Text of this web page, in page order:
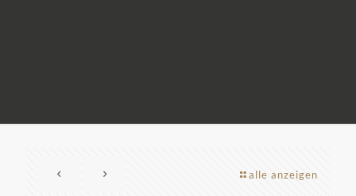
alle anzeigen